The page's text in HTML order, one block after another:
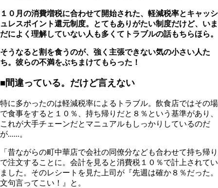
１０月の消費増税に合わせて開始された、軽減税率とキャッシ
ュレスポイント還元制度。とてもありがたい制度だけど、いま
だによく理解していない人も多くてトラブルの話もちらほら。
そうなると割を食うのが、強く主張できない気の小さい人た
ち。彼らの不満をぶちまけてもらった！
■間違っている。だけど言えない
特に多かったのは軽減税率によるトラブル。飲食店ではその場
で食事をすると１０％、持ち帰りだと８％という基準があり、
これが大手チェーンだとマニュアルもしっかりしているのだ
が......。
「昔ながらの町中華店で会社の同僚分なども合わせて持ち帰り
で注文することに。会計を見ると消費税１０％で計上されてい
ました。そのレシートを見た上司が『先週は確か８％だった。
文句言ってこい！』と。